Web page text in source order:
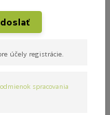
účely registrácie.
spracovania